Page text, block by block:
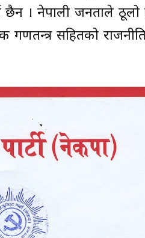
छैन । नेपाली जनताले ठूलो
गणतन्त्र सहितको